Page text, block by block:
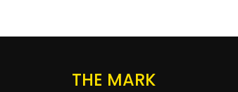
THE MARK